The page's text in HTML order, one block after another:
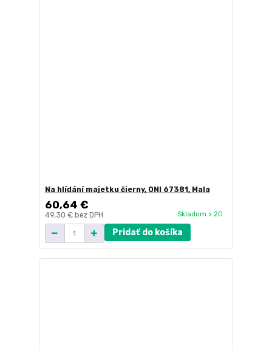
Na hlídání majetku čierny, ONI 67381, Mala
60,64 €
49,30 € bez DPH Skladom > 20
Pridať do košíka